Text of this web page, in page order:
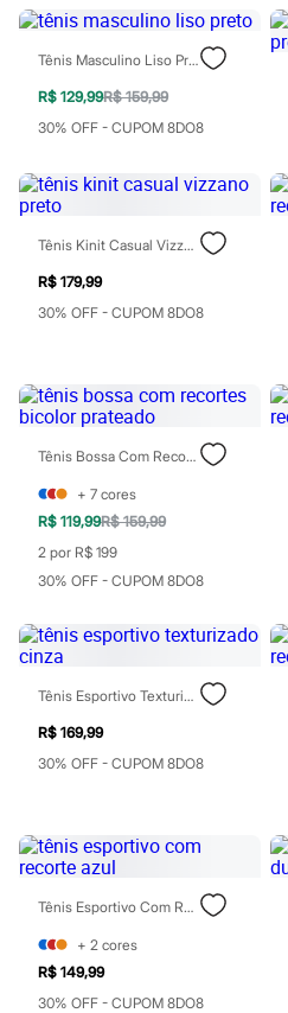
Sutiãs e Tops
Moda praia
Biquínis
Saídas de praia
Personagens
Calças
Casacos e Jaquetas
Moda esportiva
Shorts e Saias
Vestidos
Masculino
Inverno
Novidades
Roupas
Camisas
Calças
Camisetas e Regatas
Casacos e Jaquetas
Jeans
Polos
Acessórios
Chapéus e Bonés
Cintos
Óculos
Relógios
Calçados
Botas
Tênis
Moda esportiva
Bermudas
Camisetas
Calças
Calçados
Regatas
Tênis Masculino Liso Preto
R$ 129,99R$ 159,99
30% OFF - CUPOM 8DO8
Tênis Kinit Casual Vizzano Preto
R$ 179,99
30% OFF - CUPOM 8DO8
Tênis Bossa Com Recortes Bicolor Prateado
+ 7 cores
R$ 119,99R$ 159,99
2 por R$ 199
30% OFF - CUPOM 8DO8
Tênis Esportivo Texturizado Cinza
R$ 169,99
30% OFF - CUPOM 8DO8
Tênis Esportivo Com Recorte Azul
+ 2 cores
R$ 149,99
30% OFF - CUPOM 8DO8